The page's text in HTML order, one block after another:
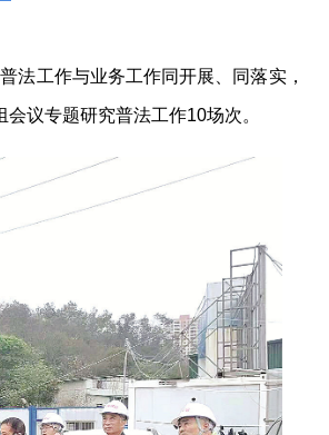
法工作与业务工作同开展、同落实，
议专题研究普法工作10场次。